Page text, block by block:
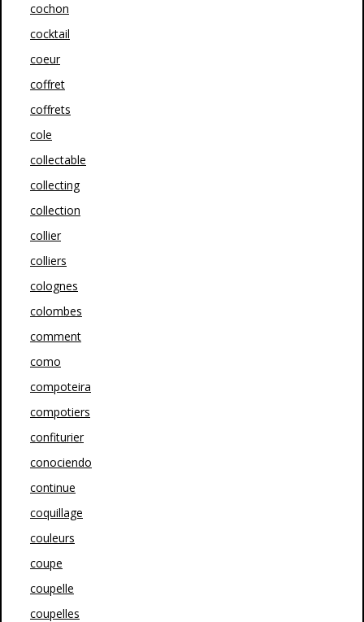
cochon
cocktail
coeur
coffret
coffrets
cole
collectable
collecting
collection
collier
colliers
colognes
colombes
comment
como
compoteira
compotiers
confiturier
conociendo
continue
coquillage
couleurs
coupe
coupelle
coupelles